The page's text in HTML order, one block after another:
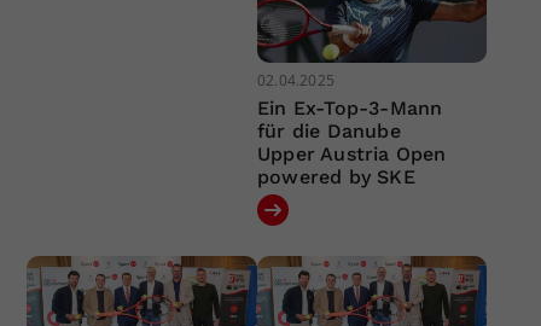
02.04.2025
Ein Ex-Top-3-Mann
für die Danube
Upper Austria Open
powered by SKE